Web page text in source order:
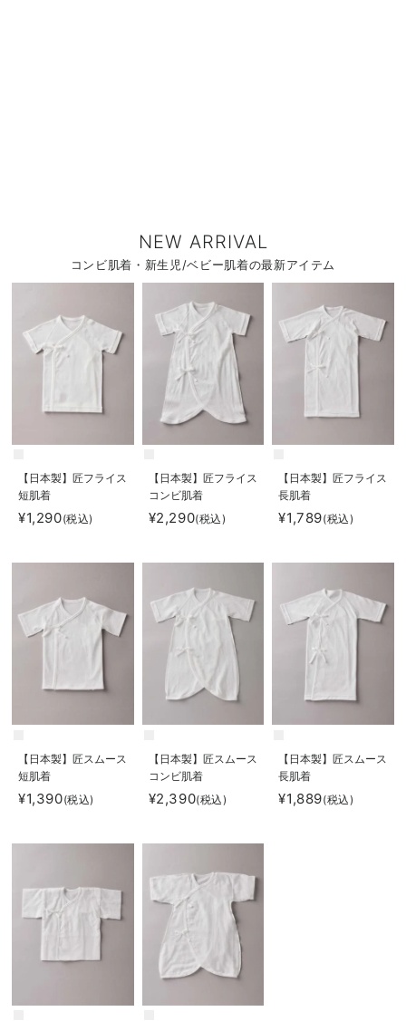
NEW ARRIVAL
コンビ肌着・新生児/ベビー肌着の最新アイテム
【日本製】匠フライス
短肌着
¥1,290(税込)
【日本製】匠フライス
コンビ肌着
¥2,290(税込)
【日本製】匠フライス
長肌着
¥1,789(税込)
【日本製】匠スムース
短肌着
¥1,390(税込)
【日本製】匠スムース
コンビ肌着
¥2,390(税込)
【日本製】匠スムース
長肌着
¥1,889(税込)